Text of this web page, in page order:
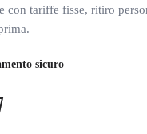
con tariffe fisse, ritiro
sicuro